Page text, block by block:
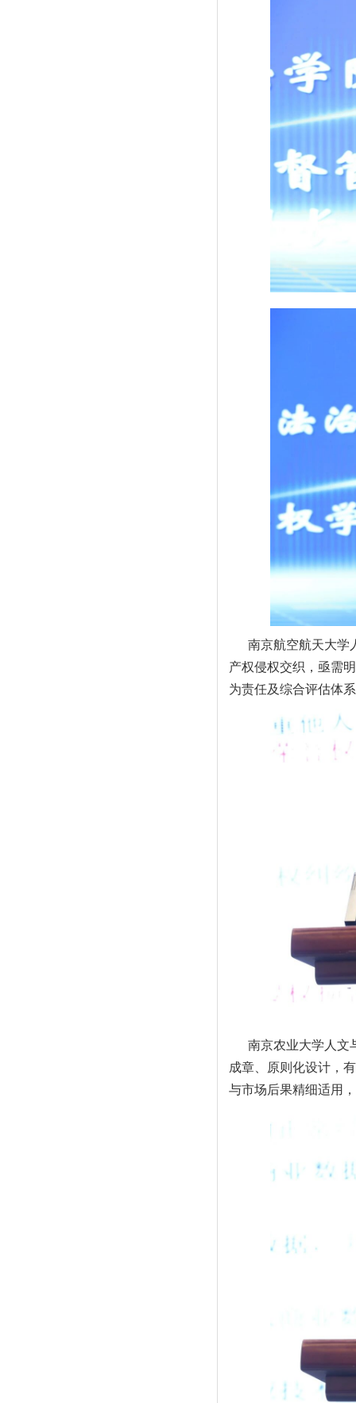
南京航空航天大学
产权侵权交织，亟需
为责任及综合评估体
南京农业大学人文
成章、原则化设计，
与市场后果精细适用